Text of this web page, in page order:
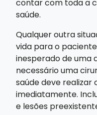
contar com toda a
saúde.
Qualquer outra
vida para o
inesperado de uma
necessário uma
saúde deve
imediatamente.
e lesões